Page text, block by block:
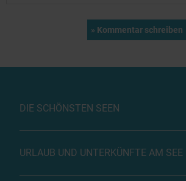
DIE SCHÖNSTEN SEEN
URLAUB UND UNTERKÜNFTE AM SEE